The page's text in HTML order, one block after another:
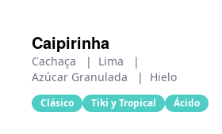
Caipirinha
Cachaça | Lima
|
Azúcar Granulada
| Hielo
Clásico Tiki y Tropical Ácido